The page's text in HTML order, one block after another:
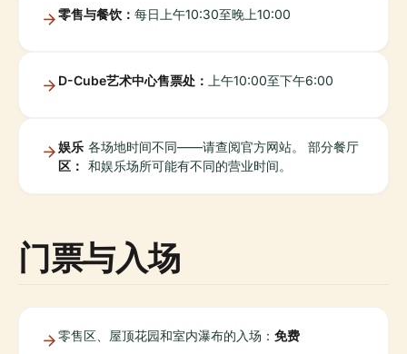
零售与餐饮： 每日上午10:30至晚上10:00
D-Cube艺术中心售票处： 上午10:00至下午6:00
娱乐
区：
各场地时间不同——请查阅官方网站。 部分餐厅
和娱乐场所可能有不同的营业时间。
门票与入场
零售区、屋顶花园和室内瀑布的入场： 免费